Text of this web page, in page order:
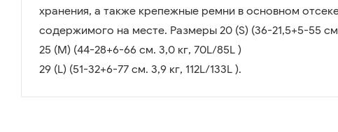
хранения, а также крепежные ремни в основном
содержимого на месте. Размеры 20 (S) (36-21,5+5-55
25 (M) (44-28+6-66 см. 3,0 кг, 70L/85L )
29 (L) (51-32+6-77 см. 3,9 кг, 112L/133L ).